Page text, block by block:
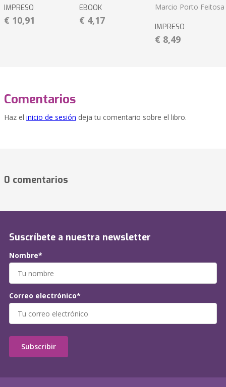
IMPRESO
€ 10,91
EBOOK
€ 4,17
Marcio Porto Feitosa
IMPRESO
€ 8,49
Comentarios
Haz el inicio de sesión deja tu comentario sobre el libro.
0 comentarios
Suscríbete a nuestra newsletter
Nombre*
Correo electrónico*
Subscribir